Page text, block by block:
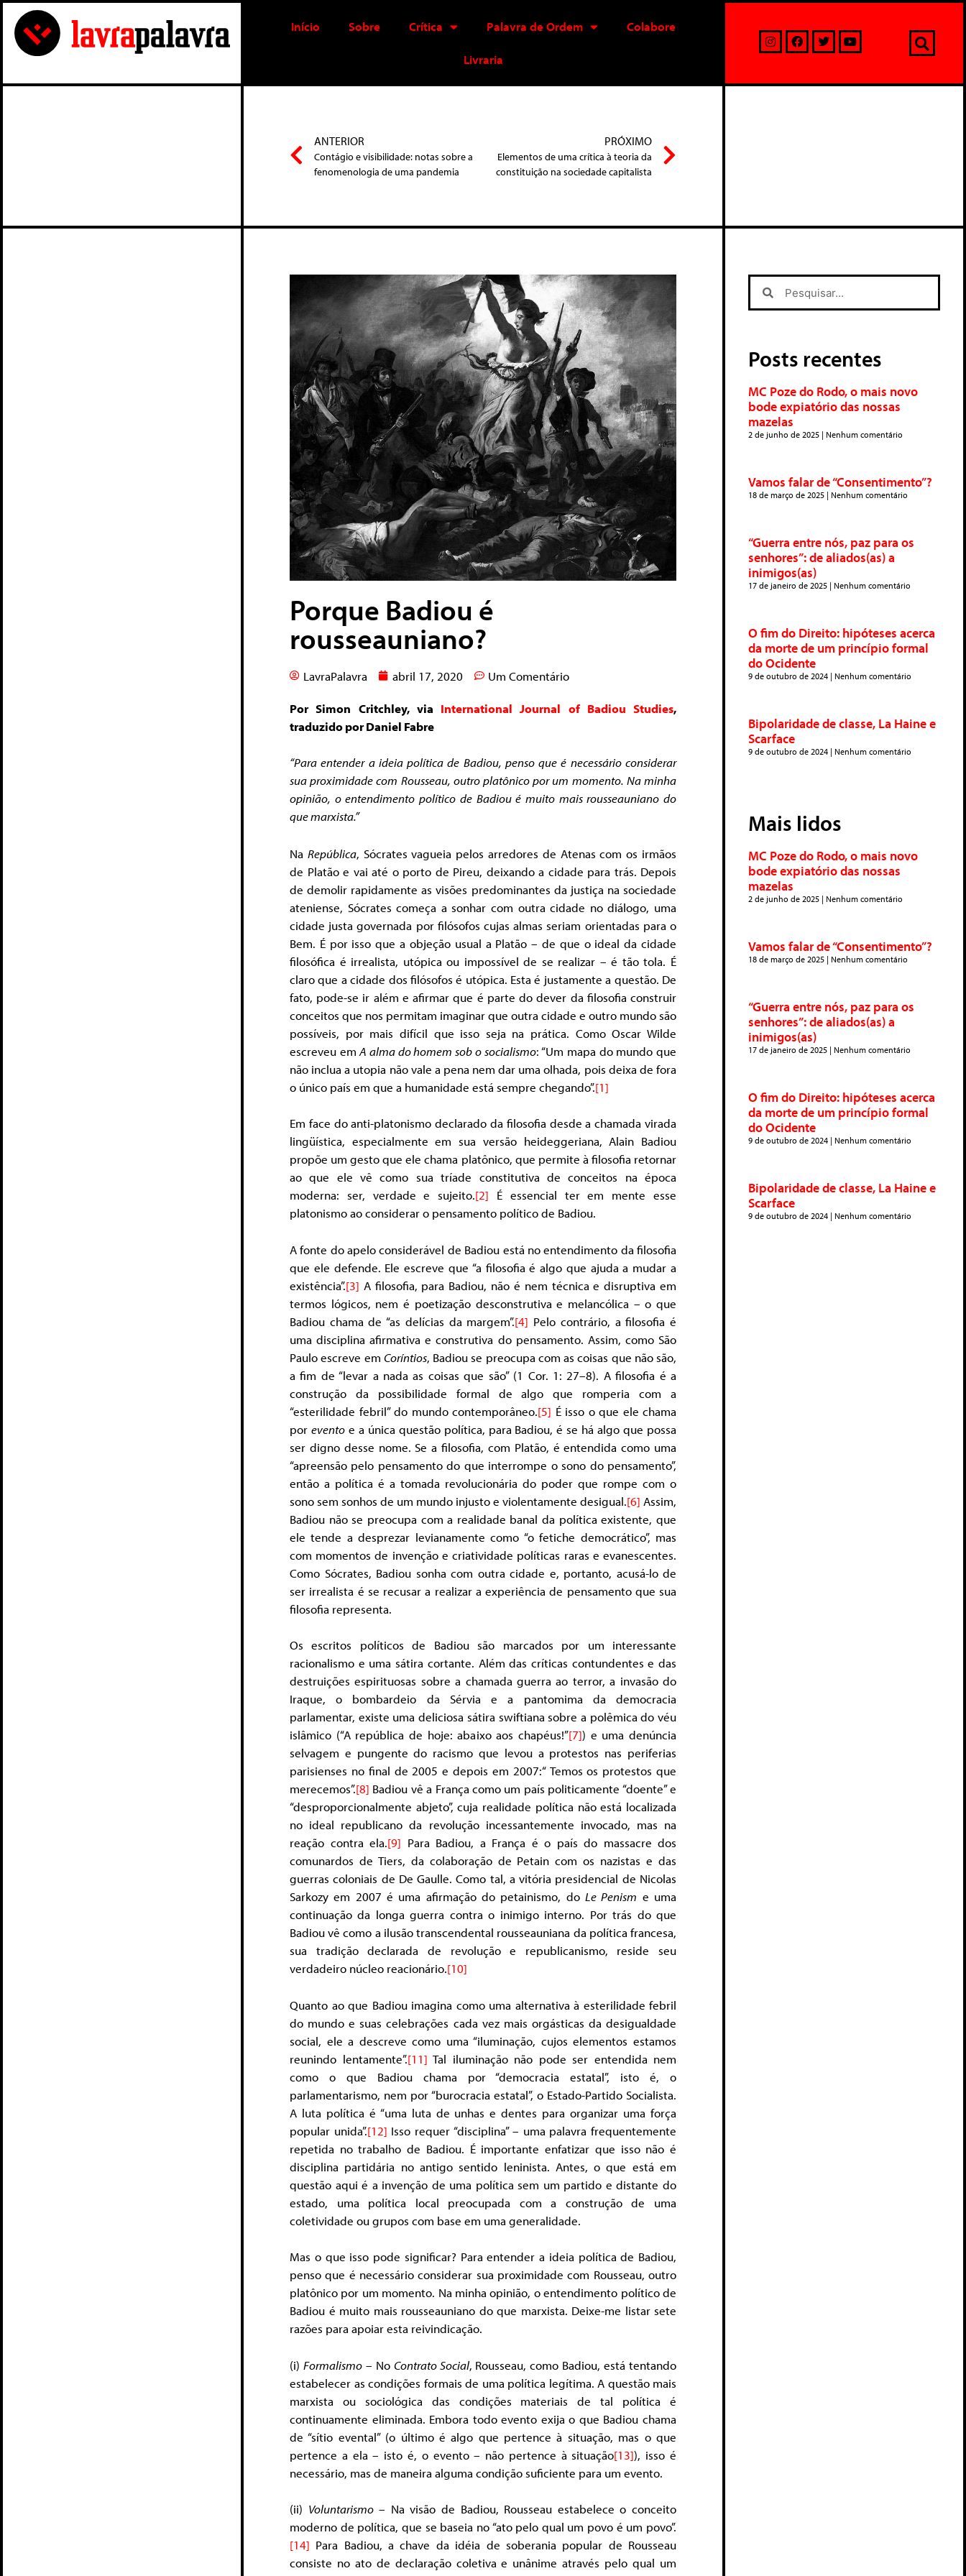
Início Sobre Crítica Palavra de Ordem Colabore
Livraria
ANTERIOR
Contágio e visibilidade: notas sobre a
fenomenologia de uma pandemia
PRÓXIMO
Elementos de uma crítica à teoria da
constituição na sociedade capitalista
Porque Badiou é
rousseauniano?
LavraPalavra abril 17, 2020 Um Comentário
Por Simon Critchley, via International Journal of Badiou Studies,
traduzido por Daniel Fabre
“Para entender a ideia política de Badiou, penso que é necessário considerar
sua proximidade com Rousseau, outro platônico por um momento. Na minha
opinião, o entendimento político de Badiou é muito mais rousseauniano do
que marxista.”
Na República, Sócrates vagueia pelos arredores de Atenas com os irmãos
de Platão e vai até o porto de Pireu, deixando a cidade para trás. Depois
de demolir rapidamente as visões predominantes da justiça na sociedade
ateniense, Sócrates começa a sonhar com outra cidade no diálogo, uma
cidade justa governada por filósofos cujas almas seriam orientadas para o
Bem. É por isso que a objeção usual a Platão – de que o ideal da cidade
filosófica é irrealista, utópica ou impossível de se realizar – é tão tola. É
claro que a cidade dos filósofos é utópica. Esta é justamente a questão. De
fato, pode-se ir além e afirmar que é parte do dever da filosofia construir
conceitos que nos permitam imaginar que outra cidade e outro mundo são
possíveis, por mais difícil que isso seja na prática. Como Oscar Wilde
escreveu emA alma do homem sob o socialismo: “Um mapa do mundo que
não inclua a utopia não vale a pena nem dar uma olhada, pois deixa de fora
o único país em que a humanidade está sempre chegando”.[1]
Em face do anti-platonismo declarado da filosofia desde a chamada virada
lingüística, especialmente em sua versão heideggeriana, Alain Badiou
propõe um gesto que ele chama platônico, que permite à filosofia retornar
ao que ele vê como sua tríade constitutiva de conceitos na época
moderna: ser, verdade e sujeito.[2] É essencial ter em mente esse
platonismo ao considerar o pensamento político de Badiou.
A fonte do apelo considerável de Badiou está no entendimento da filosofia
que ele defende. Ele escreve que “a filosofia é algo que ajuda a mudar a
existência”.[3] A filosofia, para Badiou, não é nem técnica e disruptiva em
termos lógicos, nem é poetização desconstrutiva e melancólica – o que
Badiou chama de “as delícias da margem”.[4] Pelo contrário, a filosofia é
uma disciplina afirmativa e construtiva do pensamento. Assim, como São
Paulo escreve em Coríntios, Badiou se preocupa com as coisas que não são,
a fim de “levar a nada as coisas que são” (1 Cor. 1: 27–8). A filosofia é a
construção da possibilidade formal de algo que romperia com a
“esterilidade febril” do mundo contemporâneo.[5] É isso o que ele chama
por eventoe a única questão política, para Badiou, é se há algo que possa
ser digno desse nome. Se a filosofia, com Platão, é entendida como uma
“apreensão pelo pensamento do que interrompe o sono do pensamento”,
então a política é a tomada revolucionária do poder que rompe com o
sono sem sonhos de um mundo injusto e violentamente desigual.[6] Assim,
Badiou não se preocupa com a realidade banal da política existente, que
ele tende a desprezar levianamente como “o fetiche democrático”, mas
com momentos de invenção e criatividade políticas raras e evanescentes.
Como Sócrates, Badiou sonha com outra cidade e, portanto, acusá-lo de
ser irrealista é se recusar a realizar a experiência de pensamento que sua
filosofia representa.
Os escritos políticos de Badiou são marcados por um interessante
racionalismo e uma sátira cortante. Além das críticas contundentes e das
destruições espirituosas sobre a chamada guerra ao terror, a invasão do
Iraque, o bombardeio da Sérvia e a pantomima da democracia
parlamentar, existe uma deliciosa sátira swiftiana sobre a polêmica do véu
islâmico (“A república de hoje: abaixo aos chapéus!”[7]) e uma denúncia
selvagem e pungente do racismo que levou a protestos nas periferias
parisienses no final de 2005 e depois em 2007:“ Temos os protestos que
merecemos”.[8] Badiou vê a França como um país politicamente “doente” e
“desproporcionalmente abjeto”, cuja realidade política não está localizada
no ideal republicano da revolução incessantemente invocado, mas na
reação contra ela.[9] Para Badiou, a França é o país do massacre dos
comunardos de Tiers, da colaboração de Petain com os nazistas e das
guerras coloniais de De Gaulle. Como tal, a vitória presidencial de Nicolas
Sarkozy em 2007 é uma afirmação do petainismo, do Le Penism e uma
continuação da longa guerra contra o inimigo interno. Por trás do que
Badiou vê como a ilusão transcendental rousseauniana da política francesa,
sua tradição declarada de revolução e republicanismo, reside seu
verdadeiro núcleo reacionário.[10]
Quanto ao que Badiou imagina como uma alternativa à esterilidade febril
do mundo e suas celebrações cada vez mais orgásticas da desigualdade
social, ele a descreve como uma “iluminação, cujos elementos estamos
reunindo lentamente”.[11] Tal iluminação não pode ser entendida nem
como o que Badiou chama por “democracia estatal”, isto é, o
parlamentarismo, nem por “burocracia estatal”, o Estado-Partido Socialista.
A luta política é “uma luta de unhas e dentes para organizar uma força
popular unida”.[12] Isso requer “disciplina” – uma palavra frequentemente
repetida no trabalho de Badiou. É importante enfatizar que isso não é
disciplina partidária no antigo sentido leninista. Antes, o que está em
questão aqui é a invenção de uma política sem um partido e distante do
estado, uma política local preocupada com a construção de uma
coletividade ou grupos com base em uma generalidade.
Mas o que isso pode significar? Para entender a ideia política de Badiou,
penso que é necessário considerar sua proximidade com Rousseau, outro
platônico por um momento. Na minha opinião, o entendimento político de
Badiou é muito mais rousseauniano do que marxista. Deixe-me listar sete
razões para apoiar esta reivindicação.
(i) Formalismo– No Contrato Social, Rousseau, como Badiou, está tentando
estabelecer as condições formais de uma política legítima. A questão mais
marxista ou sociológica das condições materiais de tal política é
continuamente eliminada. Embora todo evento exija o que Badiou chama
de “sítio evental” (o último é algo que pertence à situação, mas o que
pertence a ela – isto é, o evento – não pertence à situação[13]), isso é
necessário, mas de maneira alguma condição suficiente para um evento.
(ii) Voluntarismo– Na visão de Badiou, Rousseau estabelece o conceito
moderno de política, que se baseia no “ato pelo qual um povo é um povo”.
[14] Para Badiou, a chave da idéia de soberania popular de Rousseau
consiste no ato de declaração coletiva e unânime através pelo qual um
Posts recentes
MC Poze do Rodo, o mais novo
bode expiatório das nossas
mazelas
2 de junho de 2025 Nenhum comentário
Vamos falar de “Consentimento”?
18 de março de 2025 Nenhum comentário
“Guerra entre nós, paz para os
senhores”: de aliados(as) a
inimigos(as)
17 de janeiro de 2025 Nenhum comentário
O fim do Direito: hipóteses acerca
da morte de um princípio formal
do Ocidente
9 de outubro de 2024 Nenhum comentário
Bipolaridade de classe, La Haine e
Scarface
9 de outubro de 2024 Nenhum comentário
Mais lidos
MC Poze do Rodo, o mais novo
bode expiatório das nossas
mazelas
2 de junho de 2025 Nenhum comentário
Vamos falar de “Consentimento”?
18 de março de 2025 Nenhum comentário
“Guerra entre nós, paz para os
senhores”: de aliados(as) a
inimigos(as)
17 de janeiro de 2025 Nenhum comentário
O fim do Direito: hipóteses acerca
da morte de um princípio formal
do Ocidente
9 de outubro de 2024 Nenhum comentário
Bipolaridade de classe, La Haine e
Scarface
9 de outubro de 2024 Nenhum comentário